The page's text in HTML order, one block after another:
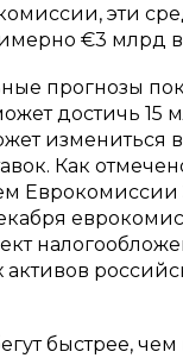
эти
€3 млрд в
прогнозы
достичь 15
измениться
Как
быстрее,